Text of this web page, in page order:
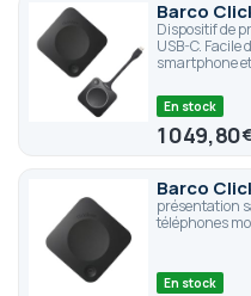
Barco
Dispositif de
USB-C.
smartphone
En stock
1 049,80
Barco
présentation
téléphones
En stock